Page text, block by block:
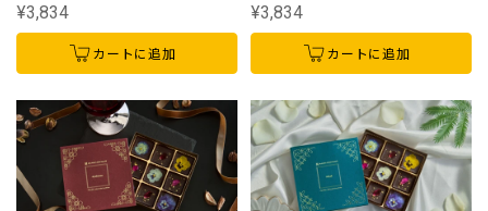
¥3,834
カートに追加
¥3,834
カートに追加